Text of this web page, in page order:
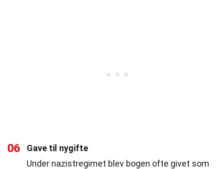
06
Gave til nygifte
Under nazistregimet blev bogen ofte givet som